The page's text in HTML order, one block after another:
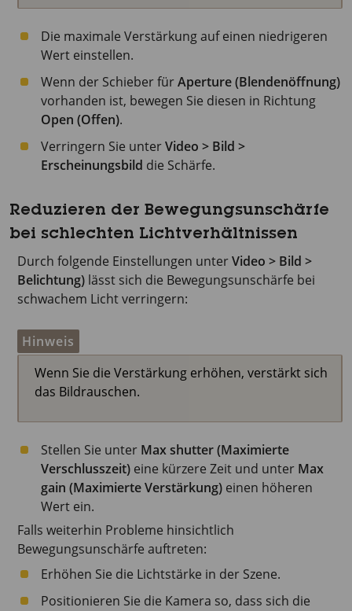
Die maximale Verstärkung auf einen niedrigeren
Wert einstellen.
Wenn der Schieber fürAperture (Blendenöffnung)
vorhanden ist, bewegen Sie diesen in Richtung
Open (Offen).
Verringern Sie unterVideo > Bild >
Erscheinungsbild die Schärfe.
Reduzieren der Bewegungsunschärfe
bei schlechten Lichtverhältnissen
Durch folgende Einstellungen unterVideo > Bild >
Belichtung) lässt sich die Bewegungsunschärfe bei
schwachem Licht verringern:
Hinweis
Wenn Sie die Verstärkung erhöhen, verstärkt sich
das Bildrauschen.
Stellen Sie unter Max shutter (Maximierte
Verschlusszeit) eine kürzere Zeit und unter Max
gain (Maximierte Verstärkung) einen höheren
Wert ein.
Falls weiterhin Probleme hinsichtlich
Bewegungsunschärfe auftreten:
Erhöhen Sie die Lichtstärke in der Szene.
Positionieren Sie die Kamera so, dass sich die